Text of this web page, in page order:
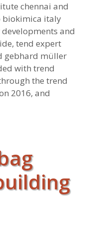
chennai and
biokimica italy
and
tend expert
gebhard müller
with trend
the trend
2016, and